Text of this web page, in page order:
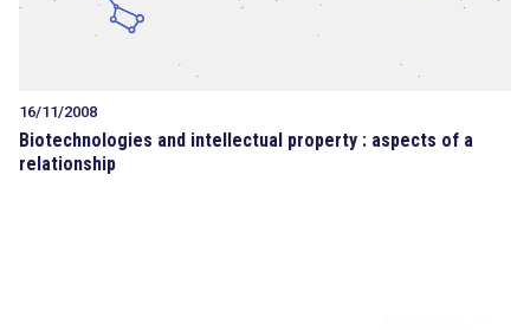
16/11/2008
Biotechnologies and intellectual property : aspects of a
relationship